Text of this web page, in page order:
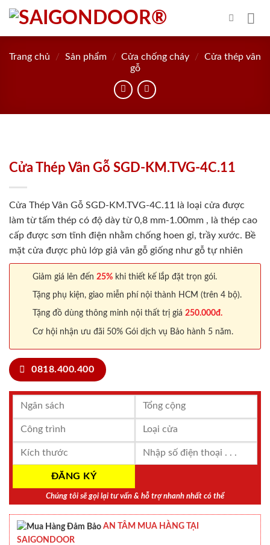
Skip
content
Trang chủ / Sản phẩm / Cửa chống cháy /
Cửa thép vân
gỗ
Cửa Thép Vân Gỗ SGD-KM.TVG-4C.11
Cửa Thép Vân Gỗ SGD-KM.TVG-4C.11 là loại cửa được
làm từ tấm thép có độ dày từ 0,8 mm-1.00mm , là thép cao
cấp được sơn tĩnh điện nhằm chống hoen gỉ, trầy xước. Bề
mặt cửa được phủ lớp giả vân gỗ giống như gỗ tự nhiên
Giảm giá lên đến 25% khi thiết kế lắp đặt trọn gói.
Tặng phụ kiện, giao miễn phí nội thành HCM (trên 4 bộ).
Tặng đồ dùng thông minh nội thất trị giá 250.000đ.
Cơ hội nhận ưu đãi 50% Gói dịch vụ Bảo hành 5 năm.
0818.400.400
Chúng tôi sẽ gọi lại tư vấn & hỗ trợ nhanh nhất có thể
AN TÂM MUA HÀNG TẠI
SAIGONDOOR